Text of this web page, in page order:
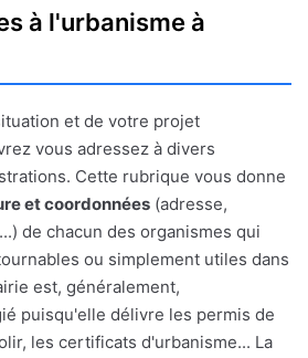
à l'urbanisme à
et de votre projet
vous adressez à divers
Cette rubrique vous donne
et coordonnées (adresse,
de chacun des organismes qui
ou simplement utiles dans
est, généralement,
puisqu'elle délivre les permis de
les certificats d'urbanisme... La